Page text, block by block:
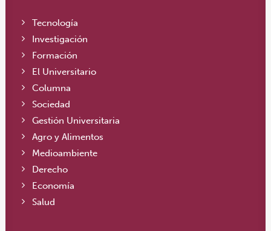
Tecnología
Investigación
Formación
El Universitario
Columna
Sociedad
Gestión Universitaria
Agro y Alimentos
Medioambiente
Derecho
Economía
Salud